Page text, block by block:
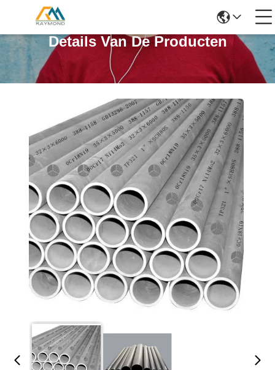
Details Van De Producten